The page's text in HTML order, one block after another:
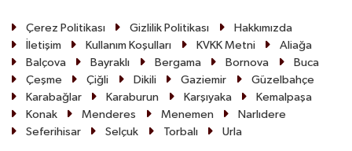
Çerez Politikası Gizlilik Politikası
Hakkımızda
İletişim
Kullanım Koşulları KVKK Metni
Aliağa
Balçova
Bayraklı Bergama Bornova
Buca
Çeşme
Çiğli Dikili Gaziemir
Güzelbahçe
Karabağlar
Karaburun Karşıyaka
Kemalpaşa
Konak
Menderes Menemen
Narlıdere
Seferihisar
Selçuk Torbalı Urla